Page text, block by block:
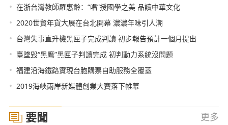
• 在浙台灣教師羅惠齡：“唱”授國學之美 品讀中華文化
• 2020世貿年貨大展在台北開幕 濃濃年味引人潮
• 台灣失事直升機黑匣子完成判讀 初步報告預計一個月提出
• 臺墜毀“黑鷹”黑匣子判讀完成 初判動力系統沒問題
• 福建沿海鐵路實現台胞購票自助服務全覆蓋
• 2019海峽兩岸新媒體創業大賽落下帷幕
要聞 更多